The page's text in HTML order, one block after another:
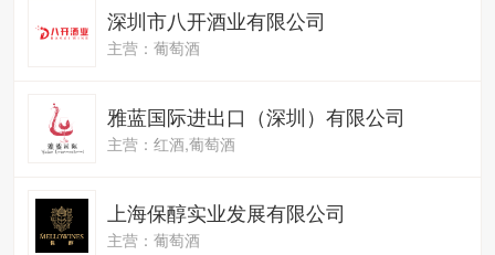
深圳市八开酒业有限公司
主营：葡萄酒
雅蓝国际进出口（深圳）有限公司
主营：红酒,葡萄酒
上海保醇实业发展有限公司
主营：葡萄酒